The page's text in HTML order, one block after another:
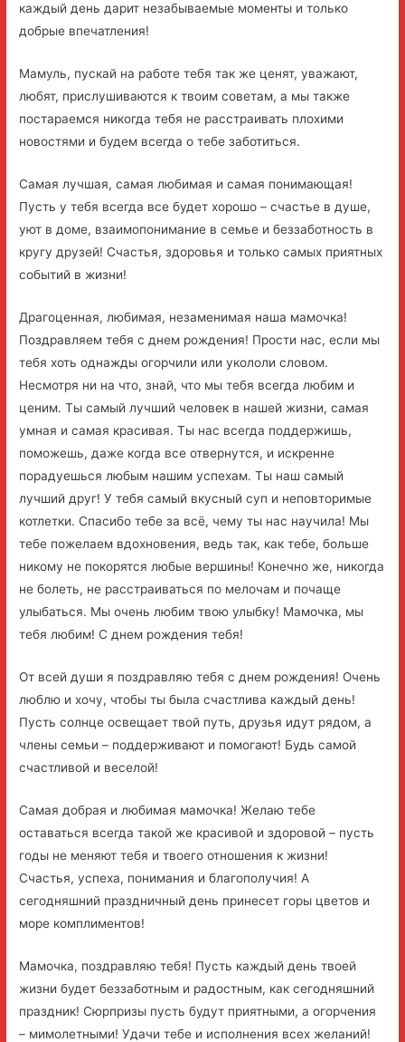
каждый день дарит незабываемые моменты и только
добрые впечатления!
Мамуль, пускай на работе тебя так же ценят, уважают,
любят, прислушиваются к твоим советам, а мы также
постараемся никогда тебя не расстраивать плохими
новостями и будем всегда о тебе заботиться.
Самая лучшая, самая любимая и самая понимающая!
Пусть у тебя всегда все будет хорошо – счастье в душе,
уют в доме, взаимопонимание в семье и беззаботность в
кругу друзей! Счастья, здоровья и только самых приятных
событий в жизни!
Драгоценная, любимая, незаменимая наша мамочка!
Поздравляем тебя с днем рождения! Прости нас, если мы
тебя хоть однажды огорчили или укололи словом.
Несмотря ни на что, знай, что мы тебя всегда любим и
ценим. Ты самый лучший человек в нашей жизни, самая
умная и самая красивая. Ты нас всегда поддержишь,
поможешь, даже когда все отвернутся, и искренне
порадуешься любым нашим успехам. Ты наш самый
лучший друг! У тебя самый вкусный суп и неповторимые
котлетки. Спасибо тебе за всё, чему ты нас научила! Мы
тебе пожелаем вдохновения, ведь так, как тебе, больше
никому не покорятся любые вершины! Конечно же, никогда
не болеть, не расстраиваться по мелочам и почаще
улыбаться. Мы очень любим твою улыбку! Мамочка, мы
тебя любим! С днем рождения тебя!
От всей души я поздравляю тебя с днем рождения! Очень
люблю и хочу, чтобы ты была счастлива каждый день!
Пусть солнце освещает твой путь, друзья идут рядом, а
члены семьи – поддерживают и помогают! Будь самой
счастливой и веселой!
Самая добрая и любимая мамочка! Желаю тебе
оставаться всегда такой же красивой и здоровой – пусть
годы не меняют тебя и твоего отношения к жизни!
Счастья, успеха, понимания и благополучия! А
сегодняшний праздничный день принесет горы цветов и
море комплиментов!
Мамочка, поздравляю тебя! Пусть каждый день твоей
жизни будет беззаботным и радостным, как сегодняшний
праздник! Сюрпризы пусть будут приятными, а огорчения
– мимолетными! Удачи тебе и исполнения всех желаний!